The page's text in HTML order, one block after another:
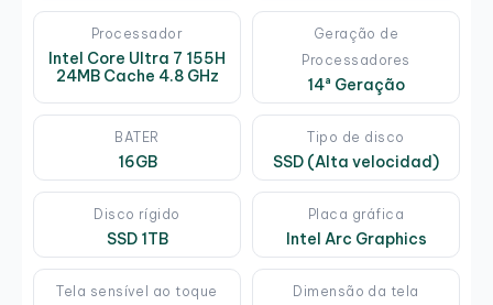
Processador
Intel Core Ultra 7 155H
24MB Cache 4.8 GHz
Geração de
Processadores
14ª Geração
BATER
16GB
Tipo de disco
SSD (Alta velocidad)
Disco rígido
SSD 1TB
Placa gráfica
Intel Arc Graphics
Tela sensível ao toque Dimensão da tela